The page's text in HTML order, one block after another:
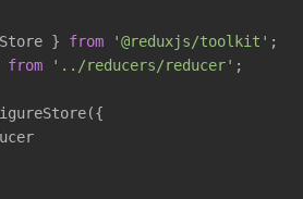
} from '@reduxjs/toolkit'
from '../reducers/reducer' ;